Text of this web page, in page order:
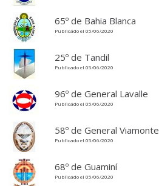
65º de Bahia Blanca
Publicado el 05/06/2020
25º de Tandil
Publicado el 05/06/2020
96º de General Lavalle
Publicado el 05/06/2020
58º de General Viamonte
Publicado el 05/06/2020
68º de Guaminí
Publicado el 05/06/2020